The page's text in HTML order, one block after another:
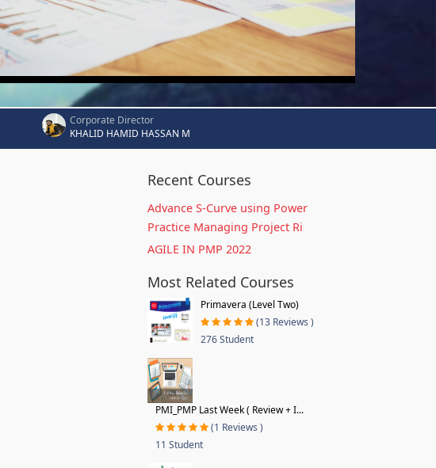
Corporate Director
KHALID HAMID HASSAN M
Recent Courses
Advance S-Curve using Power
Practice Managing Project Ri
AGILE IN PMP 2022
Most Related Courses
Primavera (Level Two)
(13 Reviews )
276 Student
PMI_PMP Last Week ( Review + I...
(1 Reviews )
11 Student